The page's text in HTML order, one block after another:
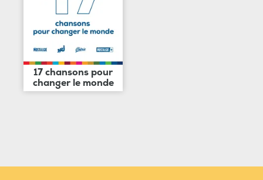
17 chansons pour
changer le monde